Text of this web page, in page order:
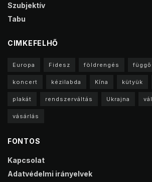
Szubjektív
Tabu
CIMKEFELHŐ
Europa Fidesz földrengés
koncert kézilabda Kína kütyük
plakát rendszerváltás Ukrajna
vásárlás
FONTOS
Kapcsolat
Adatvédelmi irányelvek